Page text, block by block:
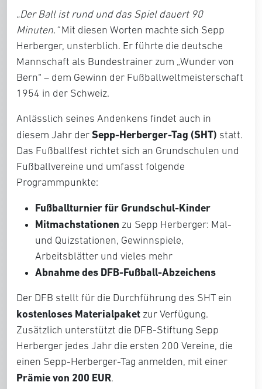
„Der Ball ist rund und das Spiel dauert 90
Minuten.“Mit diesen Worten machte sich Sepp
Herberger, unsterblich. Er führte die deutsche
Mannschaft als Bundestrainer zum „Wunder von
Bern“ – dem Gewinn der Fußballweltmeisterschaft
1954 in der Schweiz.
Anlässlich seines Andenkens findet auch in
diesem Jahr der Sepp-Herberger-Tag (SHT) statt.
Das Fußballfest richtet sich an Grundschulen und
Fußballvereine und umfasst folgende
Programmpunkte:
Fußballturnier für Grundschul-Kinder
Mitmachstationen zu Sepp Herberger: Mal-
und Quizstationen, Gewinnspiele,
Arbeitsblätter und vieles mehr
Abnahme des DFB-Fußball-Abzeichens
Der DFB stellt für die Durchführung des SHT ein
kostenloses Materialpaket zur Verfügung.
Zusätzlich unterstützt die DFB-Stiftung Sepp
Herberger jedes Jahr die ersten 200 Vereine, die
einen Sepp-Herberger-Tag anmelden, mit einer
Prämie von 200 EUR.